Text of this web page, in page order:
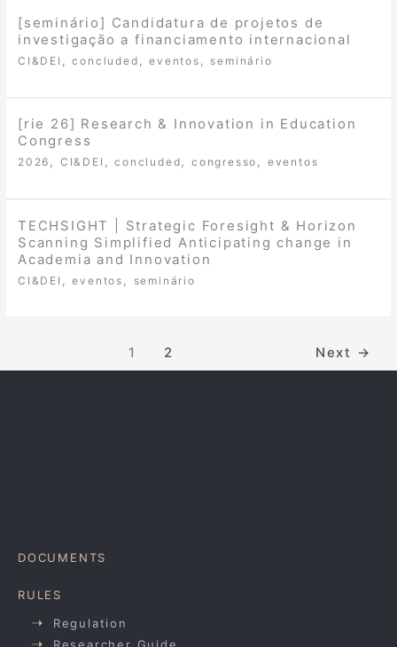
[seminário] Candidatura de projetos de
investigação a financiamento internacional
CI&DEI ,concluded ,eventos seminário
[rie 26] Research & Innovation in Education
Congress
2026 CI&DEI ,concluded ,congresso eventos
TECHSIGHT | Strategic Foresight & Horizon
Scanning Simplified Anticipating change in
Academia and Innovation
CI&DEI ,eventos seminário
1 2 Next →
DOCUMENTS
RULES
Regulation